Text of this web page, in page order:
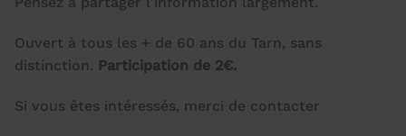
Ouvert à tous les + de 60 ans du Tarn, sans
distinction. Participation de 2€.
Si vous êtes intéressés, merci de contacter